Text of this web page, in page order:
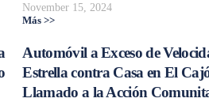
November 15, 2024
Más >>
Automóvil a Exceso de
Estrella contra Casa en El
Llamado a la Acción